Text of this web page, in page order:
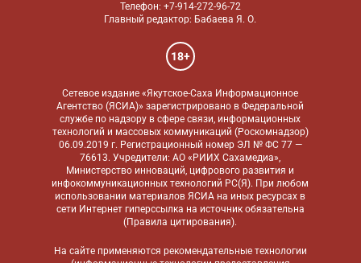
Телефон: +7-914-272-96-72
Главный редактор: Бабаева Я. О.
18+
Сетевое издание «Якутское-Саха Информационное
Агентство (ЯСИА)» зарегистрировано в Федеральной
службе по надзору в сфере связи, информационных
технологий и массовых коммуникаций (Роскомнадзор)
06.09.2019 г. Регистрационный номер ЭЛ № ФС 77 —
76613. Учредители: АО «РИИХ Сахамедиа»,
Министерство инноваций, цифрового развития и
инфокоммуникационных технологий РС(Я). При любом
использовании материалов ЯСИА на иных ресурсах в
сети Интернет гиперссылка на источник обязательна
(Правила цитирования).
На сайте применяются рекомендательные технологии